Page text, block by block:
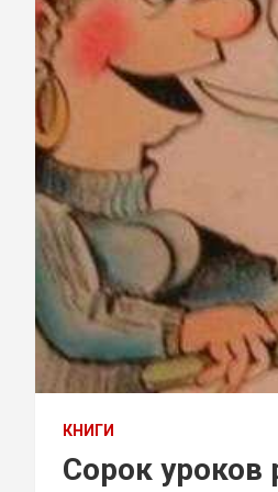
КНИГИ
Сорок уроков